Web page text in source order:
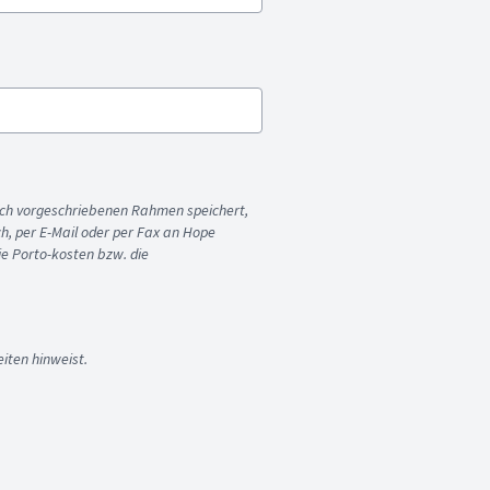
vorgeschriebenen Rahmen speichert,
per E-Mail oder per Fax an Hope
Porto-kosten bzw. die
hinweist.